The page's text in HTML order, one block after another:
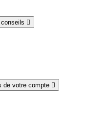

de votre compte 